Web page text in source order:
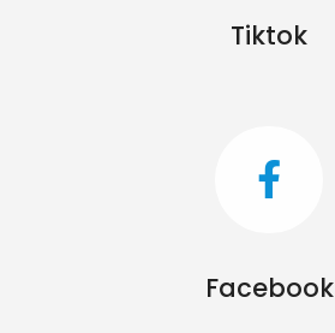
Tiktok
Facebook